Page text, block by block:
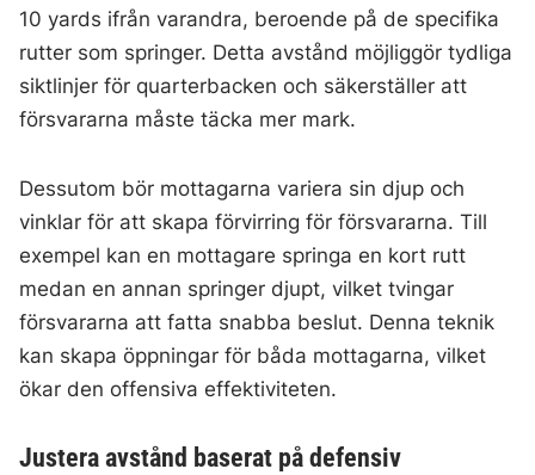
10 yards ifrån varandra, beroende på de specifika
rutter som springer. Detta avstånd möjliggör tydliga
siktlinjer för quarterbacken och säkerställer att
försvararna måste täcka mer mark.
Dessutom bör mottagarna variera sin djup och
vinklar för att skapa förvirring för försvararna. Till
exempel kan en mottagare springa en kort rutt
medan en annan springer djupt, vilket tvingar
försvararna att fatta snabba beslut. Denna teknik
kan skapa öppningar för båda mottagarna, vilket
ökar den offensiva effektiviteten.
Justera avstånd baserat på defensiv